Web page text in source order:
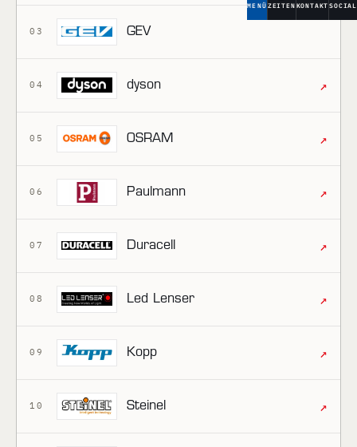
03 GEV
04 dyson ↗
05 OSRAM ↗
06 Paulmann ↗
07 Duracell ↗
08 Led Lenser ↗
09 Kopp ↗
10 Steinel ↗
MENÜZEITENKONTAKTSOCIAL